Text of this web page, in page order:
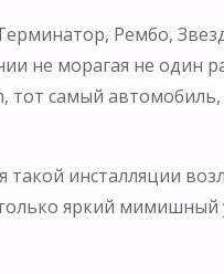
Рембо,
не морагая не один
тот самый
инсталляции
яркий мимишный